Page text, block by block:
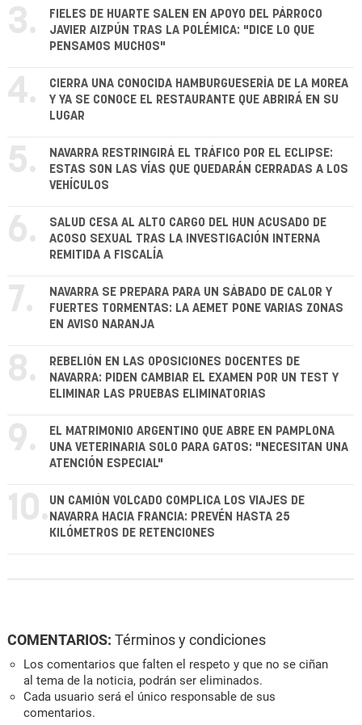
3.
FIELES DE HUARTE SALEN EN APOYO DEL PÁRROCO
JAVIER AIZPÚN TRAS LA POLÉMICA: "DICE LO QUE
PENSAMOS MUCHOS"
4.
CIERRA UNA CONOCIDA HAMBURGUESERÍA DE LA MOREA
Y YA SE CONOCE EL RESTAURANTE QUE ABRIRÁ EN SU
LUGAR
5.
NAVARRA RESTRINGIRÁ EL TRÁFICO POR EL ECLIPSE:
ESTAS SON LAS VÍAS QUE QUEDARÁN CERRADAS A LOS
VEHÍCULOS
6.
SALUD CESA AL ALTO CARGO DEL HUN ACUSADO DE
ACOSO SEXUAL TRAS LA INVESTIGACIÓN INTERNA
REMITIDA A FISCALÍA
7.
NAVARRA SE PREPARA PARA UN SÁBADO DE CALOR Y
FUERTES TORMENTAS: LA AEMET PONE VARIAS ZONAS
EN AVISO NARANJA
8.
REBELIÓN EN LAS OPOSICIONES DOCENTES DE
NAVARRA: PIDEN CAMBIAR EL EXAMEN POR UN TEST Y
ELIMINAR LAS PRUEBAS ELIMINATORIAS
9.
EL MATRIMONIO ARGENTINO QUE ABRE EN PAMPLONA
UNA VETERINARIA SOLO PARA GATOS: "NECESITAN UNA
ATENCIÓN ESPECIAL"
10. UN CAMIÓN VOLCADO COMPLICA LOS VIAJES DE
NAVARRA HACIA FRANCIA: PREVÉN HASTA 25
KILÓMETROS DE RETENCIONES
COMENTARIOS: Términos y condiciones
Los comentarios que falten el respeto y que no se ciñan
al tema de la noticia, podrán ser eliminados.
Cada usuario será el único responsable de sus
comentarios.